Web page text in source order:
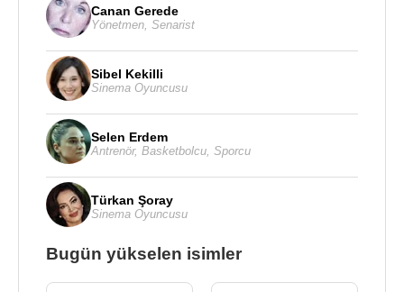
Canan Gerede
Yönetmen Senarist
Sibel Kekilli
Sinema Oyuncusu
Selen Erdem
Antrenör, Basketbolcu Sporcu
Türkan Şoray
Sinema Oyuncusu
Bugün yükselen isimler